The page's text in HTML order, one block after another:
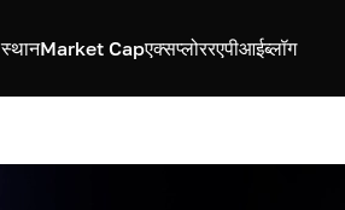
स्थानMarket Capएक्सप्लोररएपीआईब्लॉग